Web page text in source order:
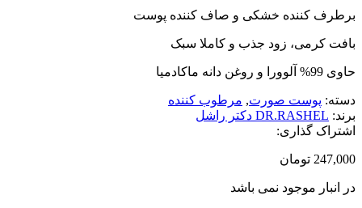
برطرف کننده خشکی و صاف کننده پوست
بافت کرمی، زود جذب و کاملا سبک
حاوی 99% آلوورا و روغن دانه ماکادمیا
دسته: پوست صورت, مرطوب کننده
برند: DR.RASHEL دکتر راشل
اشتراک گذاری:
247,000 تومان
در انبار موجود نمی باشد